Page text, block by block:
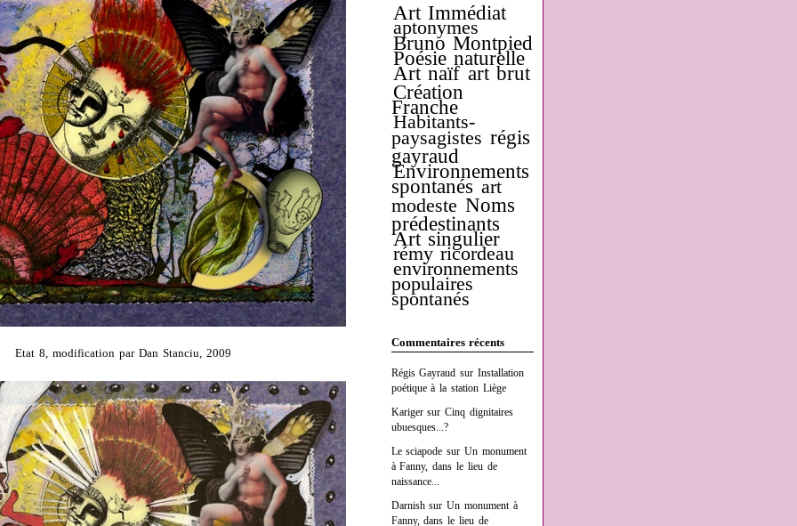
Art Immédiat
aptonymes
Bruno Montpied
Poésie naturelle
Art naïf art brut
Création
Franche
Habitants-
paysagistes régis
gayraud
Environnements
spontanés art
modeste Noms
prédestinants
Art singulier
rémy ricordeau
environnements
populaires
spontanés
Commentaires récents
Régis Gayraud surInstallation
poétique à la station Liège
KarigersurCinq dignitaires
ubuesques...?
Le sciapode surUn monument
à Fanny, dans le lieu de
naissance...
DarnishsurUn monument à
Fanny, dans le lieu de
Etat 8, modification par Dan Stanciu, 2009